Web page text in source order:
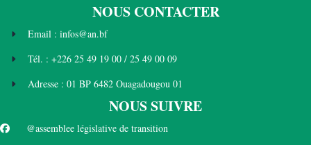
NOUS CONTACTER
Email : infos@an.bf
Tél. : +226 25 49 19 00 / 25 49 00 09
Adresse : 01 BP 6482 Ouagadougou 01
NOUS SUIVRE
@assemblee législative de transition